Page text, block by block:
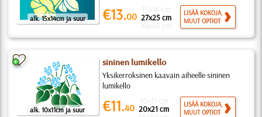
alk. 15x14cm ja suur €13.00 27x25 cm
LISÄÄ KOKOJA,
MUUT OPTIOT
alk. 10x11cm ja suur
sininen lumikello
Yksikerroksinen kaavain aiheelle sininen
lumikello
€11.40 20x21 cm
LISÄÄ KOKOJA,
MUUT OPTIOT